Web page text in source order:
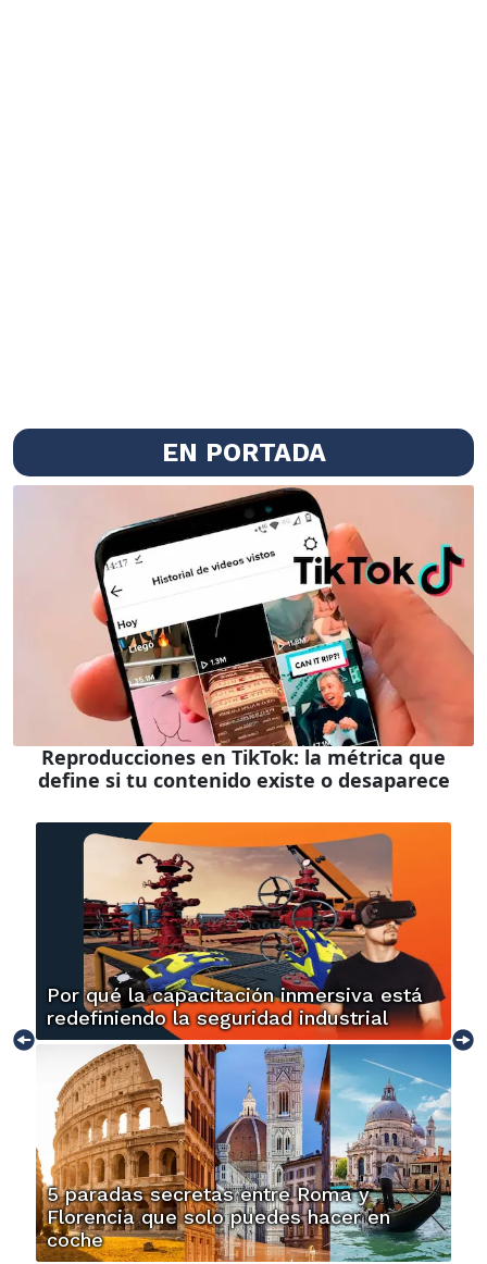
EN PORTADA
Reproducciones en TikTok: la métrica que
define si tu contenido existe o desaparece
Por qué la capacitación inmersiva está
redefiniendo la seguridad industrial
5 paradas secretas entre Roma y
Florencia que solo puedes hacer en
coche